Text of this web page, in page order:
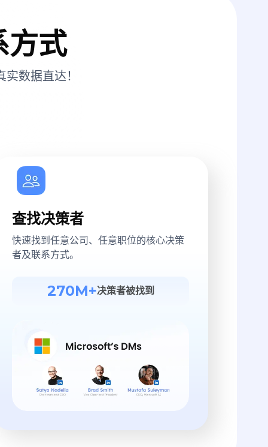
方式
数据直达！
查找决策者
快速找到任意公司、任意职位的核心决策
者及联系方式。
270M+决策者被找到